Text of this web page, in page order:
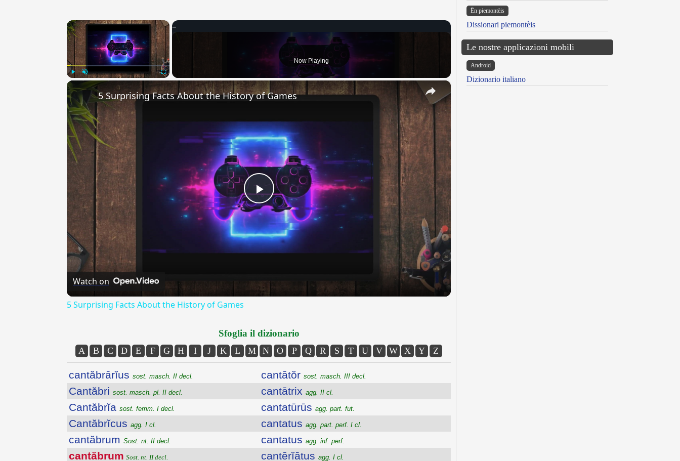
×
Unmute
Now Playing
×
Play
Video
5 Surprising Facts About the History of Games
Watch on
5 Surprising Facts About the History of Games
Sfoglia il dizionario
A B C D E F G H I J K L M N O P Q R S T U V W X Y Z
cantăbrārĭus sost. masch. II decl.
Cantăbri sost. masch. pl. II decl.
Cantăbrĭa sost. femm. I decl.
Cantăbrĭcus agg. I cl.
cantăbrum Sost. nt. II decl.
cantăbrum Sost. nt. II decl.
cantātŏr sost. masch. III decl.
cantātrix agg. II cl.
cantatūrūs agg. part. fut.
cantatus agg. part. perf. I cl.
cantatus agg. inf. perf.
cantērĭātus agg. I cl.
Ën piemontèis
Dissionari piemontèis
Le nostre applicazioni mobili
Android
Dizionario italiano